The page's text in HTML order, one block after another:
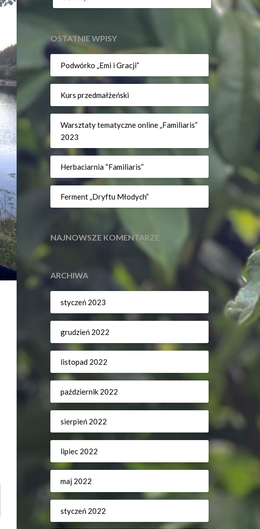
OSTATNIE WPISY
Podwórko „Emi i Gracji”
Kurs przedmałżeński
Warsztaty tematyczne online „Familiaris”
2023
Herbaciarnia “Familiaris”
Ferment „Dryftu Młodych”
NAJNOWSZE KOMENTARZE
ARCHIWA
styczeń 2023
grudzień 2022
listopad 2022
październik 2022
sierpień 2022
lipiec 2022
maj 2022
styczeń 2022